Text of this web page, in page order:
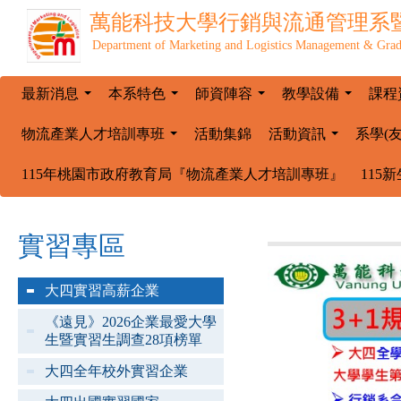
萬能科技大學行銷與流通管理系
Department of Marketing and Logistics Management &
最新消息 本系特色 師資陣容 教學設備 課程
物流產業人才培訓專班 活動集錦 活動資訊 系學(
115年桃園市政府教育局『物流產業人才培訓專班』 115
實習專區
大四實習高薪企業
《遠見》2026企業最愛大學
生暨實習生調查28項榜單
大四全年校外實習企業